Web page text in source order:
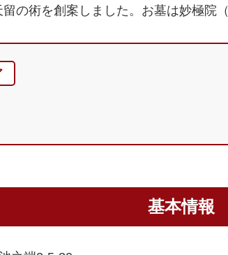
の術を創案しました。お墓は妙極院
基本情報